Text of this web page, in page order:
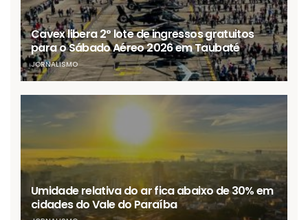
Cavex libera 2º lote de ingressos gratuitos
para o Sábado Aéreo 2026 em Taubaté
JORNALISMO
Umidade relativa do ar fica abaixo de 30% em
cidades do Vale do Paraíba